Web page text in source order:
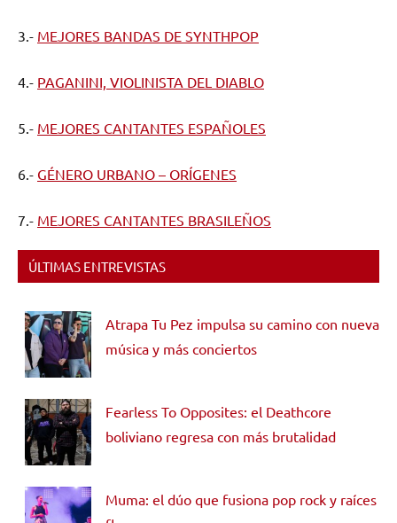
3.- MEJORES BANDAS DE SYNTHPOP
4.- PAGANINI, VIOLINISTA DEL DIABLO
5.- MEJORES CANTANTES ESPAÑOLES
6.- GÉNERO URBANO – ORÍGENES
7.- MEJORES CANTANTES BRASILEÑOS
ÚLTIMAS ENTREVISTAS
Atrapa Tu Pez impulsa su camino con nueva
música y más conciertos
Fearless To Opposites: el Deathcore
boliviano regresa con más brutalidad
Muma: el dúo que fusiona pop rock y raíces